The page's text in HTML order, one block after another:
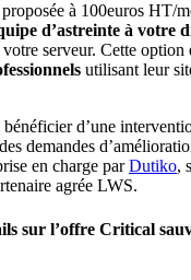
à 100euros HT/
d’astreinte à votre
serveur. Cette option
utilisant leur
d’une
demandes
en charge parDutiko,
agrée LWS.
sur l’offre Critical